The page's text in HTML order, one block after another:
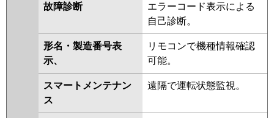
故障診断
エラーコード表示による
自己診断。
形名・製造番号表
示、
リモコンで機種情報確認
可能。
スマートメンテナン
ス
遠隔で運転状態監視。